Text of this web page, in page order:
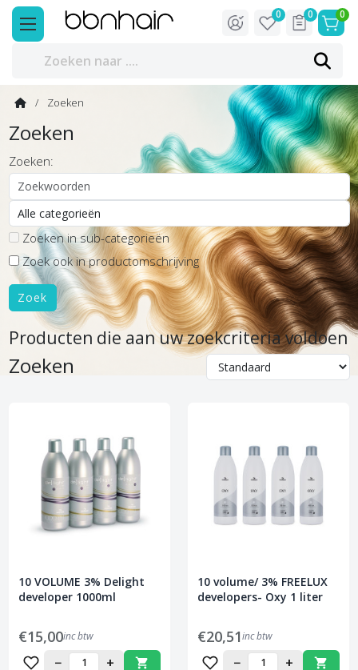
0
0
0
Zoeken
Zoeken
Zoeken:
Zoeken in sub-categorieën
Zoek ook in productomschrijving
Producten die aan uw zoekcriteria voldoen
Zoeken
10 VOLUME 3% Delight
developer 1000ml
€15,00inc btw
− +
10 volume/ 3% FREELUX
developers- Oxy 1 liter
€20,51inc btw
− +